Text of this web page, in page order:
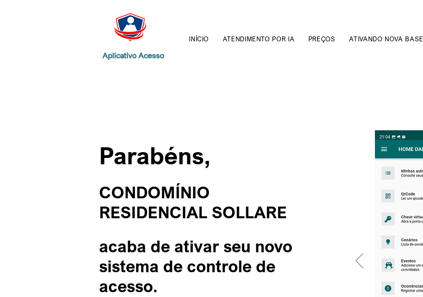
INÍCIO ATENDIMENTO POR IA PREÇOS ATIVANDO NOVA BASE
Aplicativo Acesso
Parabéns,
CONDOMÍNIO
RESIDENCIAL SOLLARE
acaba de ativar seu novo
sistema de controle de
acesso.